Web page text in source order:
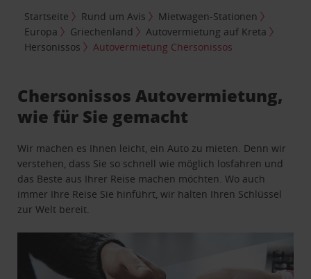
Startseite Rund um Avis
Mietwagen-Stationen
Europa
Griechenland
Autovermietung auf Kreta
Hersonissos
Autovermietung Chersonissos
Chersonissos Autovermietung,
wie für Sie gemacht
Wir machen es Ihnen leicht, ein Auto zu mieten. Denn wir
verstehen, dass Sie so schnell wie möglich losfahren und
das Beste aus Ihrer Reise machen möchten. Wo auch
immer Ihre Reise Sie hinführt, wir halten Ihren Schlüssel
zur Welt bereit.